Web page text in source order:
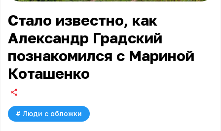
Стало известно, как
Александр Градский
познакомился с Мариной
Коташенко
# Люди с обложки